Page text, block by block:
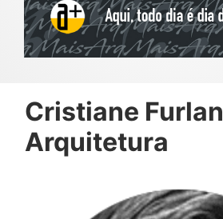
Cristiane Furlan
Arquitetura